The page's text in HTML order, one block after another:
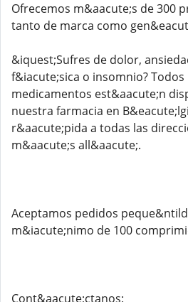
Ofrecemos m&aacute;s de 300
tanto de marca como
&iquest;Sufres de dolor,
f&iacute;sica o insomnio?
medicamentos est&aacute;n
nuestra farmacia en
r&aacute;pida a todas las
m&aacute;s all&aacute;.
Aceptamos pedidos
m&iacute;nimo de 100
Cont&aacute;ctanos: